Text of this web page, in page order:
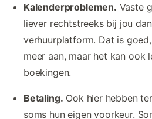
Kalenderproblemen. Vaste
liever rechtstreeks bij jou
verhuurplatform. Dat is
meer aan, maar het kan ook
boekingen.
Betaling. Ook hier hebben
soms hun eigen voorkeur.